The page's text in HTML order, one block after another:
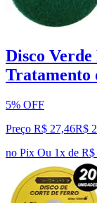
Disco
Tratamento
5% OFF
Preço R$ 27,46R$
no Pix Ou 1x de R$